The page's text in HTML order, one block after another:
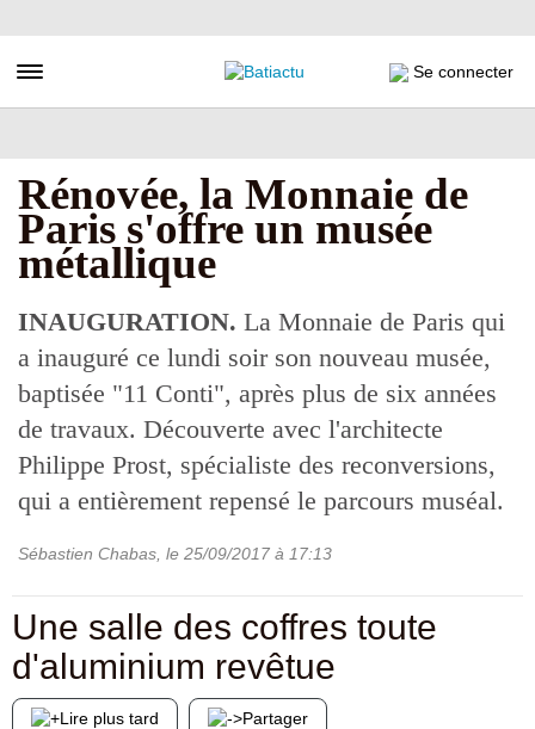
au
principal
Toggle navigation Se connecter
Rénovée, la Monnaie de
Paris s'offre un musée
métallique
INAUGURATION. La Monnaie de Paris qui
a inauguré ce lundi soir son nouveau musée,
baptisée "11 Conti", après plus de six années
de travaux. Découverte avec l'architecte
Philippe Prost, spécialiste des reconversions,
qui a entièrement repensé le parcours muséal.
Sébastien Chabas , le 25/09/2017 à 17:13
Une salle des coffres toute
d'aluminium revêtue
Lire plus tard Partager